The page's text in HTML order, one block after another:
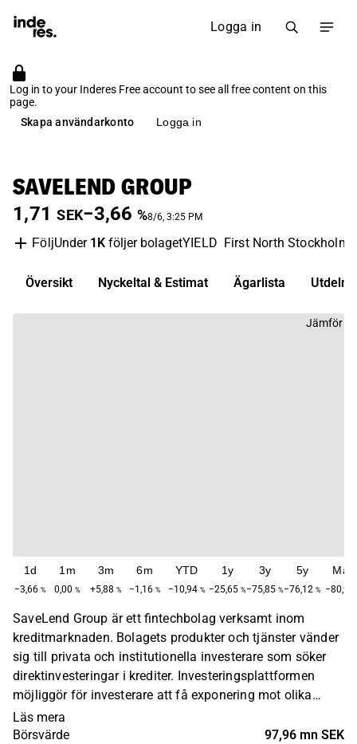
Logga in
Log in to your Inderes Free account to see all free content on this
page.
Skapa användarkonto
Logga in
SAVELEND GROUP
1,71 SEK−3,66 %8/6, 3:25 PM
FöljUnder 1K följer bolagetYIELD First North Stockholm
Översikt Nyckeltal & Estimat Ägarlista
Jämför
1d
−3,66 %
1m
0,00 %
3m
+5,88 %
6m
−1,16 %
YTD
−10,94 %
1y
−25,65 %
3y
−75,85 %
5y
−76,12 %
Max
−80,92
SaveLend Group är ett fintechbolag verksamt inom
kreditmarknaden. Bolagets produkter och tjänster vänder
sig till privata och institutionella investerare som söker
direktinvesteringar i krediter. Investeringsplattformen
möjliggör för investerare att få exponering mot olika
former av krediter såsom företags- och
konsumentkrediter samt fakturaköp. Bolaget är verksamt
Läs mera
Börsvärde
97,96 mn SEK